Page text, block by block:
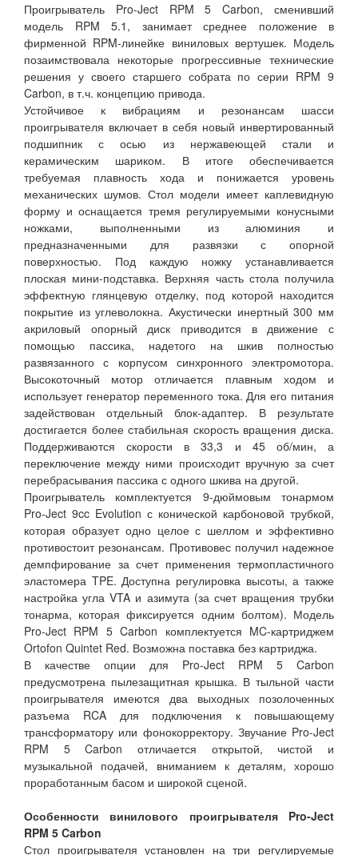
Проигрыватель Pro-Ject RPM 5 Carbon, сменивший
модель RPM 5.1, занимает среднее положение в
фирменной RPM-линейке виниловых вертушек. Модель
позаимствовала некоторые прогрессивные технические
решения у своего старшего собрата по серии RPM 9
Carbon, в т.ч. концепцию привода.
Устойчивое к вибрациям и резонансам шасси
проигрывателя включает в себя новый инвертированный
подшипник с осью из нержавеющей стали и
керамическим шариком. В итоге обеспечивается
требуемая плавность хода и понижается уровень
механических шумов. Стол модели имеет каплевидную
форму и оснащается тремя регулируемыми конусными
ножками, выполненными из алюминия и
предназначенными для развязки с опорной
поверхностью. Под каждую ножку устанавливается
плоская мини-подставка. Верхняя часть стола получила
эффектную глянцевую отделку, под которой находится
покрытие из углеволокна. Акустически инертный 300 мм
акриловый опорный диск приводится в движение с
помощью пассика, надетого на шкив полностью
развязанного с корпусом синхронного электромотора.
Высокоточный мотор отличается плавным ходом и
использует генератор переменного тока. Для его питания
задействован отдельный блок-адаптер. В результате
достигается более стабильная скорость вращения диска.
Поддерживаются скорости в 33,3 и 45 об/мин, а
переключение между ними происходит вручную за счет
перебрасывания пассика с одного шкива на другой.
Проигрыватель комплектуется 9-дюймовым тонармом
Pro-Ject 9cc Evolution с конической карбоновой трубкой,
которая образует одно целое с шеллом и эффективно
противостоит резонансам. Противовес получил надежное
демпфирование за счет применения термопластичного
эластомера TPE. Доступна регулировка высоты, а также
настройка угла VTA и азимута (за счет вращения трубки
тонарма, которая фиксируется одним болтом). Модель
Pro-Ject RPM 5 Carbon комплектуется MC-картриджем
Ortofon Quintet Red. Возможна поставка без картриджа.
В качестве опции для Pro-Ject RPM 5 Carbon
предусмотрена пылезащитная крышка. В тыльной части
проигрывателя имеются два выходных позолоченных
разъема RCA для подключения к повышающему
трансформатору или фонокорректору. Звучание Pro-Ject
RPM 5 Carbon отличается открытой, чистой и
музыкальной подачей, вниманием к деталям, хорошо
проработанным басом и широкой сценой.
Особенности винилового проигрывателя Pro-Ject
RPM 5 Carbon
Стол проигрывателя установлен на три регулируемые